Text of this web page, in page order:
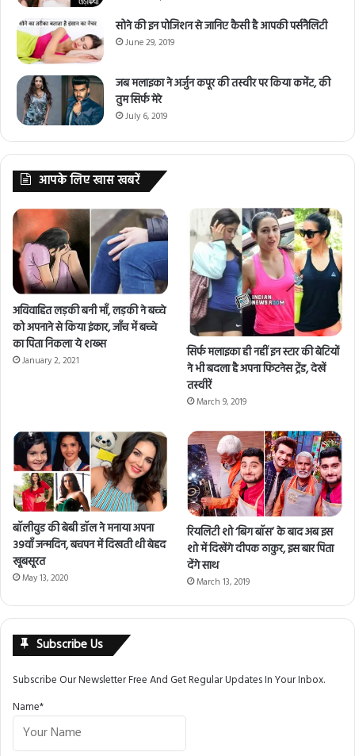
सोने की इन पोजिशन से जानिए कैसी है आपकी पर्सनैलिटी
June 29, 2019
जब मलाइका ने अर्जुन कपूर की तस्वीर पर किया कमेंट, की
तुम सिर्फ मेरे
July 6, 2019
आपके लिए खास खबरें
अविवाहित लड़की बनी माँ, लड़की ने बच्चे
को अपनाने से किया इंकार, जाँच में बच्चे
का पिता निकला ये शख्स
January 2, 2021
सिर्फ मलाइका ही नहीं इन स्टार की बेटियों
ने भी बदला है अपना फिटनेस ट्रेंड, देखें
तस्वीरें
March 9, 2019
बॉलीवुड की बेबी डॉल ने मनाया अपना
39वाँ जन्मदिन, बचपन में दिखती थी बेहद
खूबसूरत
May 13, 2020
रियलिटी शो ‘बिग बॉस’ के बाद अब इस
शो में दिखेंगे दीपक ठाकुर, इस बार पिता
देंगे साथ
March 13, 2019
Subscribe Us
Subscribe Our Newsletter Free And Get Regular Updates In Your Inbox.
Name*